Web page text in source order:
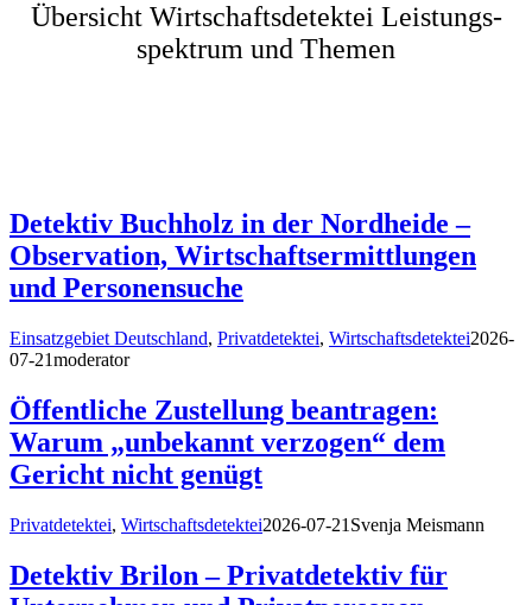
Übersicht Wirtschafts­detektei Leistungs­
spektrum und Themen
Detektiv Buchholz in der Nordheide –
Observation, Wirtschaftsermittlungen
und Personensuche
Einsatzgebiet Deutschland, Privatdetektei, Wirtschaftsdetektei2026-
07-21moderator
Öffentliche Zustellung beantragen:
Warum „unbekannt verzogen“ dem
Gericht nicht genügt
Privatdetektei, Wirtschaftsdetektei2026-07-21 Svenja Meismann
Detektiv Brilon – Privatdetektiv für